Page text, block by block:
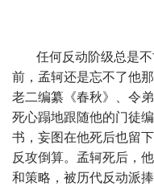
任何反动阶级总是
前，孟轲还是忘不了他
老二编纂《春秋》、令
死心蹋地跟随他的门徒
书，妄图在他死后也留
反攻倒算。 孟轲死后，
和策略，被历代反动派